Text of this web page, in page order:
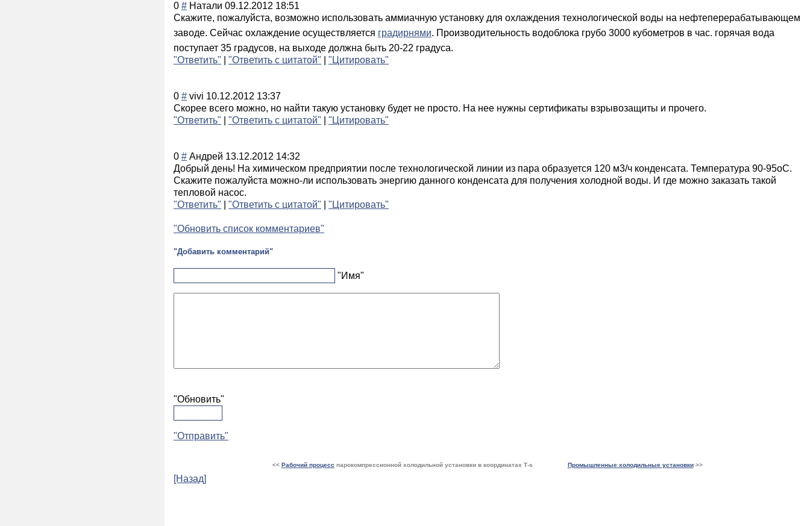
0 # Натали 09.12.2012 18:51
Скажите, пожалуйста, возможно использовать аммиачную установку для охлаждения технологической воды на нефтеперерабатывающем
заводе. Сейчас охлаждение осуществляется градирнями. Производительность водоблока грубо 3000 кубометров в час. горячая вода
поступает 35 градусов, на выходе должна быть 20-22 градуса.
"Ответить"
"Ответить с цитатой" "Цитировать"
0 # vivi 10.12.2012 13:37
Скорее всего можно, но найти такую установку будет не просто. На нее нужны сертификаты взрывозащиты и прочего.
"Ответить"
"Ответить с цитатой" "Цитировать"
0 # Андрей 13.12.2012 14:32
Добрый день! На химическом предприятии после технологической линии из пара образуется 120 м3/ч конденсата. Температура 90-95оС.
Скажите пожалуйста можно-ли использовать энергию данного конденсата для получения холодной воды. И где можно заказать такой
тепловой насос.
"Ответить"
"Ответить с цитатой" "Цитировать"
"Обновить список комментариев"
"Добавить комментарий"
"Имя"
"Обновить"
"Отправить"
<< Рабочий процесс парокомпрессионной холодильной установки в координатах Т-s Промышленные холодильные установки>>
[Назад]